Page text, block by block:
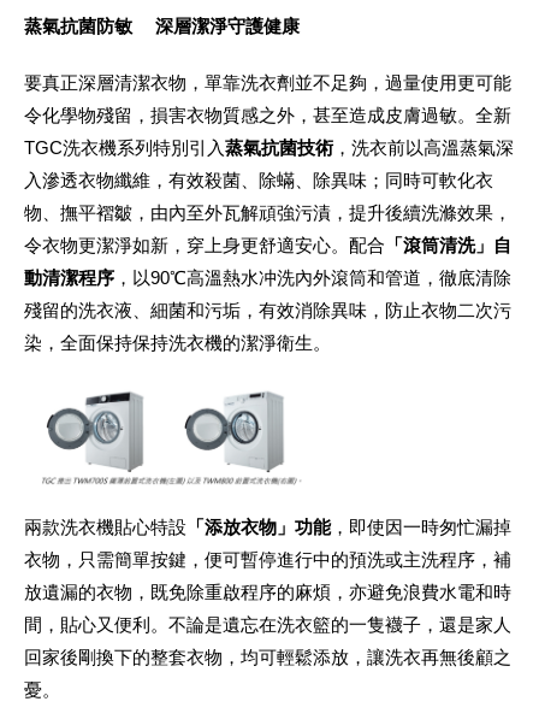
蒸氣抗菌防敏 深層潔淨守護健康
要真正深層清潔衣物，單靠洗衣劑並不足夠，過量使用更可能
令化學物殘留，損害衣物質感之外，甚至造成皮膚過敏。全新
TGC洗衣機系列特別引入蒸氣抗菌技術，洗衣前以高溫蒸氣深
入滲透衣物纖維，有效殺菌、除蟎、除異味；同時可軟化衣
物、撫平褶皺，由內至外瓦解頑強污漬，提升後續洗滌效果，
令衣物更潔淨如新，穿上身更舒適安心。配合 「滾筒清洗」自
動清潔程序 ，以90℃高溫熱水冲洗內外滾筒和管道，徹底清除
殘留的洗衣液、細菌和污垢，有效消除異味，防止衣物二次污
染，全面保持保持洗衣機的潔淨衛生。
兩款洗衣機貼心特設 「添放衣物」功能，即使因一時匆忙漏掉
衣物，只需簡單按鍵，便可暫停進行中的預洗或主洗程序，補
放遺漏的衣物，既免除重啟程序的麻煩，亦避免浪費水電和時
間，貼心又便利。不論是遺忘在洗衣籃的一隻襪子，還是家人
回家後剛換下的整套衣物，均可輕鬆添放，讓洗衣再無後顧之
憂。